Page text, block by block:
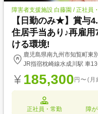
障害者支援施設 白藤園 / 正社員
【日勤のみ★】賞与
住居手当あり♪再雇
ける環境!
鹿児島県南九州市知覧町東
JR指宿枕崎線水成川駅 車
185,300 円〜(月
正社員・常勤 障